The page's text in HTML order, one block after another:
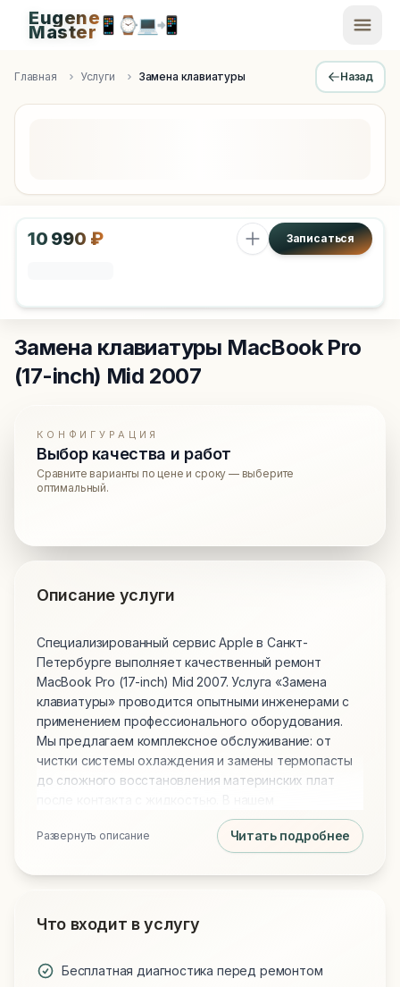
Apple Diagnostics & Engineering Authority in Saint
Eugene
Master📱 ⌚💻📲
Главная Услуги Замена клавиатуры Назад
10 990 ₽ Записаться
Замена клавиатуры MacBook Pro
(17-inch) Mid 2007
КОНФИГУРАЦИЯ
Выбор качества и работ
Сравните варианты по цене и сроку — выберите
оптимальный.
Описание услуги
Специализированный сервис Apple в Санкт-
Петербурге выполняет качественный ремонт
MacBook Pro (17-inch) Mid 2007. Услуга «Замена
клавиатуры» проводится опытными инженерами с
применением профессионального оборудования.
Мы предлагаем комплексное обслуживание: от
чистки системы охлаждения и замены термопасты
до сложного восстановления материнских плат
распоряжении всегда есть оригинальные
дисплейные модули, новые аккумуляторы и
гарантию на все запчасти и выполненные работы.
Развернуть описание Читать подробнее
Что входит в услугу
Бесплатная диагностика перед ремонтом